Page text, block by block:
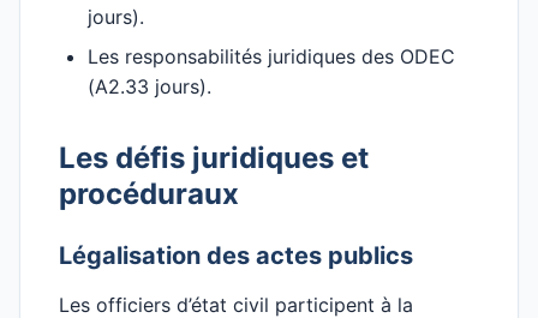
jours).
Les responsabilités juridiques des ODEC
(A2.33 jours).
Les défis juridiques et
procéduraux
Légalisation des actes publics
Les officiers d’état civil participent à la